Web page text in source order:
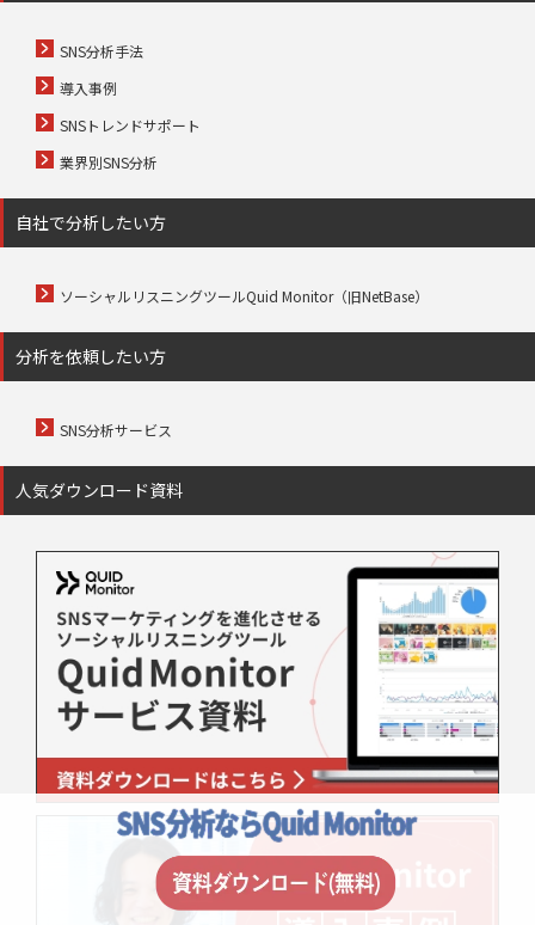
SNS分析手法
導入事例
SNSトレンドサポート
業界別SNS分析
自社で分析したい方
ソーシャルリスニングツールQuid Monitor（旧NetBase）
分析を依頼したい方
SNS分析サービス
人気ダウンロード資料